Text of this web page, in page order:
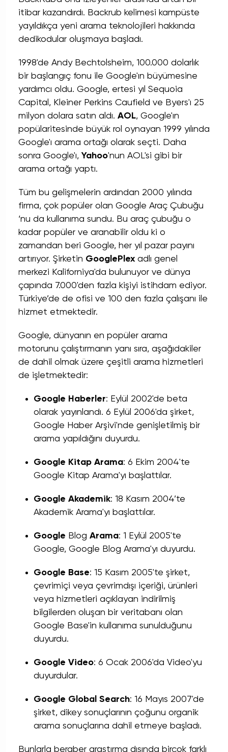
itibar kazandırdı. Backrub kelimesi kampüste
yayıldıkça yeni arama teknolojileri hakkında
dedikodular oluşmaya başladı.
1998'de Andy Bechtolsheim, 100.000 dolarlık
bir başlangıç ​​fonu ile Google'ın büyümesine
yardımcı oldu. Google, ertesi yıl Sequoia
Capital, Kleiner Perkins Caufield ve Byers'ı 25
milyon dolara satın aldı. AOL, Google'ın
popülaritesinde büyük rol oynayan 1999 yılında
Google'ı arama ortağı olarak seçti. Daha
sonra Google'ı, Yahoo'nun AOL'si gibi bir
arama ortağı yaptı.
Tüm bu gelişmelerin ardından 2000 yılında
firma, çok popüler olan Google Araç Çubuğu
‘nu da kullanıma sundu. Bu araç çubuğu o
kadar popüler ve aranabilir oldu ki o
zamandan beri Google, her yıl pazar payını
artırıyor. Şirketin GooglePlex adlı genel
merkezi Kaliforniya'da bulunuyor ve dünya
çapında 7.000'den fazla kişiyi istihdam ediyor.
Türkiye’de de ofisi ve 100 den fazla çalışanı ile
hizmet etmektedir.
Google, dünyanın en popüler arama
motorunu çalıştırmanın yanı sıra, aşağıdakiler
de dahil olmak üzere çeşitli arama hizmetleri
de işletmektedir:
Google Haberler: Eylül 2002'de beta
olarak yayınlandı. 6 Eylül 2006'da şirket,
Google Haber Arşivi'nde genişletilmiş bir
arama yapıldığını duyurdu.
Google Kitap Arama: 6 Ekim 2004'te
Google Kitap Arama'yı başlattılar.
Google Akademik: 18 Kasım 2004’te
Akademik Arama'yı başlattılar.
Google Blog Arama: 1 Eylül 2005'te
Google, Google Blog Arama'yı duyurdu.
Google Base: 15 Kasım 2005'te şirket,
çevrimiçi veya çevrimdışı içeriği, ürünleri
veya hizmetleri açıklayan indirilmiş
bilgilerden oluşan bir veritabanı olan
Google Base'in kullanıma sunulduğunu
duyurdu.
Google Video: 6 Ocak 2006'da Video'yu
duyurdular.
Google Global Search: 16 Mayıs 2007'de
şirket, dikey sonuçlarının çoğunu organik
arama sonuçlarına dahil etmeye başladı.
Bunlarla beraber araştırma dışında birçok farklı